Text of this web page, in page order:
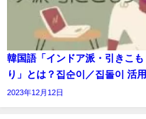
韓国語「インドア派・引きこも
り」とは？집순이／집돌이 活用
2023年12月12日